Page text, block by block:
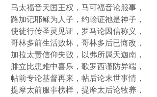
马太福音天国王权，马可福音论服事，
路加记耶稣为人子，约翰证祂是神子，
使徒行传圣灵见证，罗马论因信称义，
哥林多前生活败坏，哥林多后已悔改，
加拉太责信仰失败，以弗所属天迦南，
腓立比患难中喜乐，歌罗西谨防异端，
帖前专论基督再来，帖后论末世事情，
提摩太前服事榜样，提摩太后论牧养，